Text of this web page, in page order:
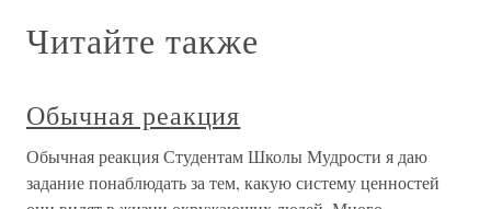
Читайте также
Обычная реакция
Обычная реакция Студентам Школы Мудрости я даю
задание понаблюдать за тем, какую систему ценностей